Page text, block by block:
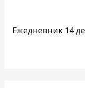
Ежедневник 14